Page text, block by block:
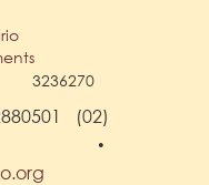
3236270
(02)